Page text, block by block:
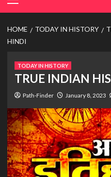
HOME TODAY IN HISTORY
HINDI
TODAY IN HISTORY
TRUE INDIAN
Path-Finder January 8, 2023